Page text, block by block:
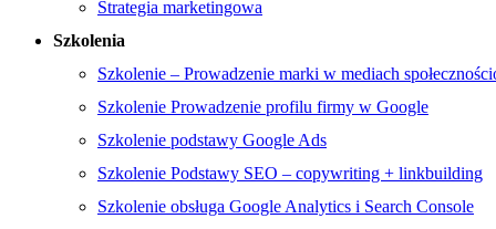
Strategia marketingowa
Szkolenia
Szkolenie – Prowadzenie marki w mediach
Szkolenie Prowadzenie profilu firmy w Google
Szkolenie podstawy Google Ads
Szkolenie Podstawy SEO – copywriting + linkbuilding
Szkolenie obsługa Google Analytics i Search Console